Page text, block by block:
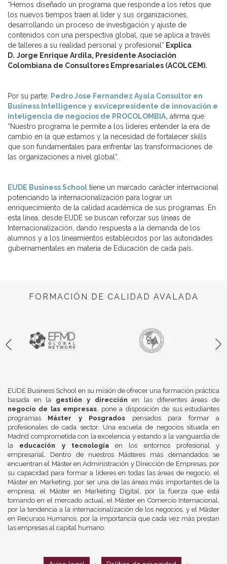
“Hemos diseñado un programa que responde a los retos que
los nuevos tiempos traen al líder y sus organizaciones,
desarrollando un proceso de investigación y ajuste de
contenidos con una perspectiva global, que se aplica a través
de talleres a su realidad personal y profesional” Explica
D. Jorge Enrique Ardila, Presidente Asociación
Colombiana de Consultores Empresariales (ACOLCEM).
Por su parte,
Pedro Jose Fernandez Ayala Consultor en
Business Intelligence y exvicepresidente de innovación e
inteligencia de negocios de PROCOLOMBIA, afirma que
“Nuestro programa le permite a los lideres entender la era de
cambio en la que estamos y la necesidad de fortalecer skills
que son fundamentales para enfrentar las transformaciones de
las organizaciones a nivel global”.
EUDE Business School tiene un marcado carácter internacional
potenciando la internacionalización para lograr un
enriquecimiento de la calidad académica de sus programas. En
esta línea, desde EUDE se buscan reforzar sus líneas de
Internacionalización, dando respuesta a la demanda de los
alumnos y a los lineamientos establecidos por las autoridades
gubernamentales en materia de Educación de cada país.
FORMACIÓN DE CALIDAD AVALADA
EUDE Business School en su misión de ofrecer una formación práctica
basada en la gestión y dirección en las diferentes áreas de
negocio de las empresas, pone a disposición de sus estudiantes
programas Máster y Posgrados pensados para formar a
profesionales de cada sector. Una escuela de negocios situada en
Madrid comprometida con la excelencia y estando a la vanguardia de
la educación y tecnologíaen los entornos profesional y
empresarial. Dentro de nuestros Másteres más demandados se
encuentran el Máster en Administración y Dirección de Empresas, por
su capacidad para formar a líderes en todas las áreas de negocio, el
Máster en Marketing, por ser una de las áreas más importantes de la
empresa, el Máster en Marketing Digital, por la fuerza que está
tomando en el mercado actual, el Máster en Comercio Internacional,
por la tendencia a la internacionalización de los negocios, y el Máster
en Recursos Humanos, por la importancia que cada vez más prestan
las empresas al capital humano.